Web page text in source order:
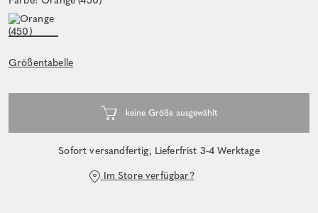
Größentabelle
Sofort versandfertig, Lieferfrist 3-4 Werktage
Im Store verfügbar?